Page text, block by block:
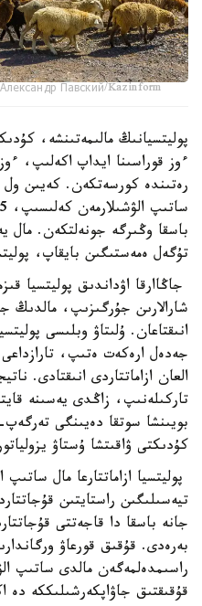
Павский/Kazinform
پوليتسيانىڭ مالىمەتىنشە،
ءوز قوراسىنا ايداپ اكەلىپ،
رەتىندە كورسەتكەن. كەيىن
باسقا وڭىرگە جونەلتكەن. مال
تۇگەل ەمەستىگىن بايقاپ،
جاڭاارقا اۋداندىق پوليتسيا
شارالارىن جۇرگىزىپ، مالدىڭ
انىقتاعان. ۇلىتاۋ وبلىسى
جەدەل ارەكەت ەتىپ،
تاركىلەنىپ، زاڭدى يەسىنە
بويىنشا سوتقا دەيىنگى
كۇدىكتى ۋاقىتشا ۇستاۋ
پوليتسيا ازاماتتارعا مال
تيەسىلىگىن راستايتىن
جانە باسقا دا قاجەتتى
بەرەدى. قۇقىق قورعاۋ
راسىمدەلمەگەن مالدى ساتىپ
قۇقىقتىق جاۋاپكەرشىلىككە دە